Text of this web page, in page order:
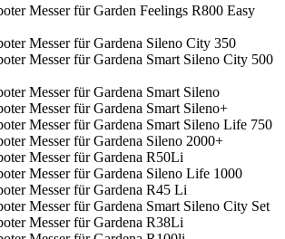
Messer für Garden Feelings R800 Easy
Messer für Gardena Sileno City 350
Messer für Gardena Smart Sileno City 500
Messer für Gardena Smart Sileno
Messer für Gardena Smart Sileno+
Messer für Gardena Smart Sileno Life 750
Messer für Gardena Sileno 2000+
Messer für Gardena R50Li
Messer für Gardena Sileno Life 1000
Messer für Gardena R45 Li
Messer für Gardena Smart Sileno City Set
Messer für Gardena R38Li